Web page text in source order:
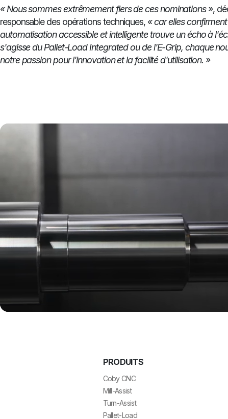
« Nous sommes extrêmement fiers de ces nominations »,
responsable des opérations techniques, « car elles
automatisation accessible et intelligente trouve un écho à
s'agisse du Pallet-Load Integrated ou de l'E-Grip, chaque
notre passion pour l'innovation et la facilité d'utilisation. »
PRODUITS
Coby CNC
Mill-Assist
Turn-Assist
Pallet-Load